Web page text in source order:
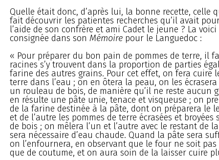
Quelle était donc, d’après lui, la bonne recette, celle
fait découvrir les patientes recherches qu’il avait
l’aide de son confrère et ami Cadet le jeune ? La voici
consignée dans son Mémoire pour le Languedoc :
« Pour préparer du bon pain de pommes de terre, il
racines s’y trouvent dans la proportion de parties
farine des autres grains. Pour cet effet, on fera cuire
terre dans l’eau ; on en ôtera la peau, on les
un rouleau de bois, de manière qu’il ne reste aucun
en résulte une pâte unie, tenace et visqueuse ; on
de la farine destinée à la pâte, dont on préparera le
et de l’autre les pommes de terre écrasées et
de bois ; on mêlera l’un et l’autre avec le restant de
sera nécessaire d’eau chaude. Quand la pâte sera
on l’enfournera, en observant que le four ne soit
que de coutume, et on aura soin de la laisser cuire